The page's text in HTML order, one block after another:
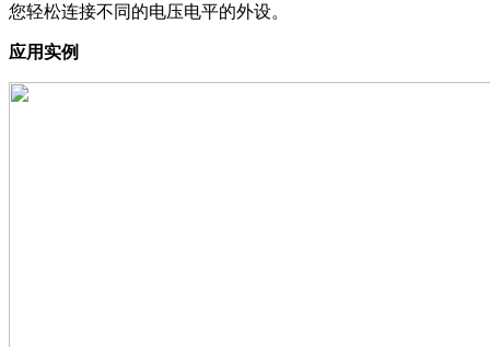
您轻松连接不同的电压电平的外设。
应用实例